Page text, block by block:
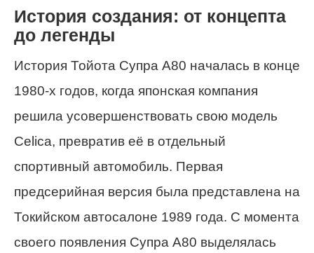
История создания: от концепта
до легенды
История Тойота Супра A80 началась в конце
1980-х годов, когда японская компания
решила усовершенствовать свою модель
Celica, превратив её в отдельный
спортивный автомобиль. Первая
предсерийная версия была представлена на
Токийском автосалоне 1989 года. С момента
своего появления Супра A80 выделялась